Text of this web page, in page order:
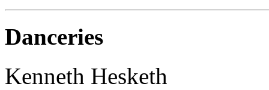
Danceries
Kenneth Hesketh